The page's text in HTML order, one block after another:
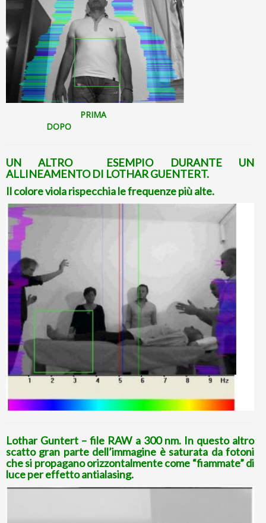
PRIMA
DOPO
UN ALTRO ESEMPIO DURANTE UN
ALLINEAMENTO DI LOTHAR GUENTERT.
Il colore viola rispecchia le frequenze più alte.
Lothar Guntert – file RAW a 300 nm. In questo altro
scatto gran parte dell’immagine è saturata da fotoni
che si propagano orizzontalmente come “fiammate” di
luce per effetto antialasing.